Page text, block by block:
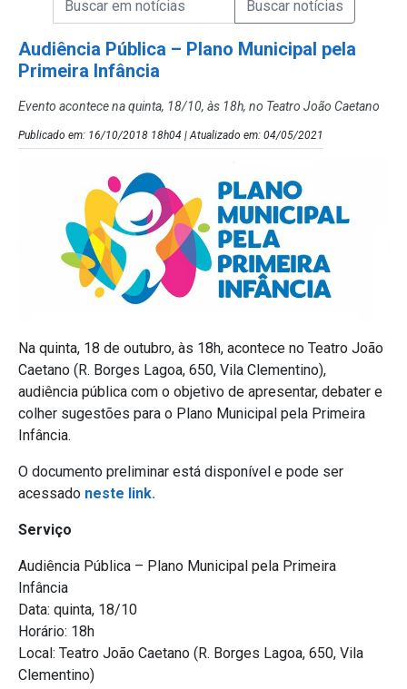
Audiência Pública – Plano Municipal pela
Primeira Infância
Evento acontece na quinta, 18/10, às 18h, no Teatro João Caetano
Publicado em: 16/10/2018 18h04 | Atualizado em: 04/05/2021
Na quinta, 18 de outubro, às 18h, acontece no Teatro João
Caetano (R. Borges Lagoa, 650, Vila Clementino),
audiência pública com o objetivo de apresentar, debater e
colher sugestões para o Plano Municipal pela Primeira
Infância.
O documento preliminar está disponível e pode ser
acessado neste link.
Serviço
Audiência Pública – Plano Municipal pela Primeira
Infância
Data: quinta, 18/10
Horário: 18h
Local: Teatro João Caetano (R. Borges Lagoa, 650, Vila
Clementino)